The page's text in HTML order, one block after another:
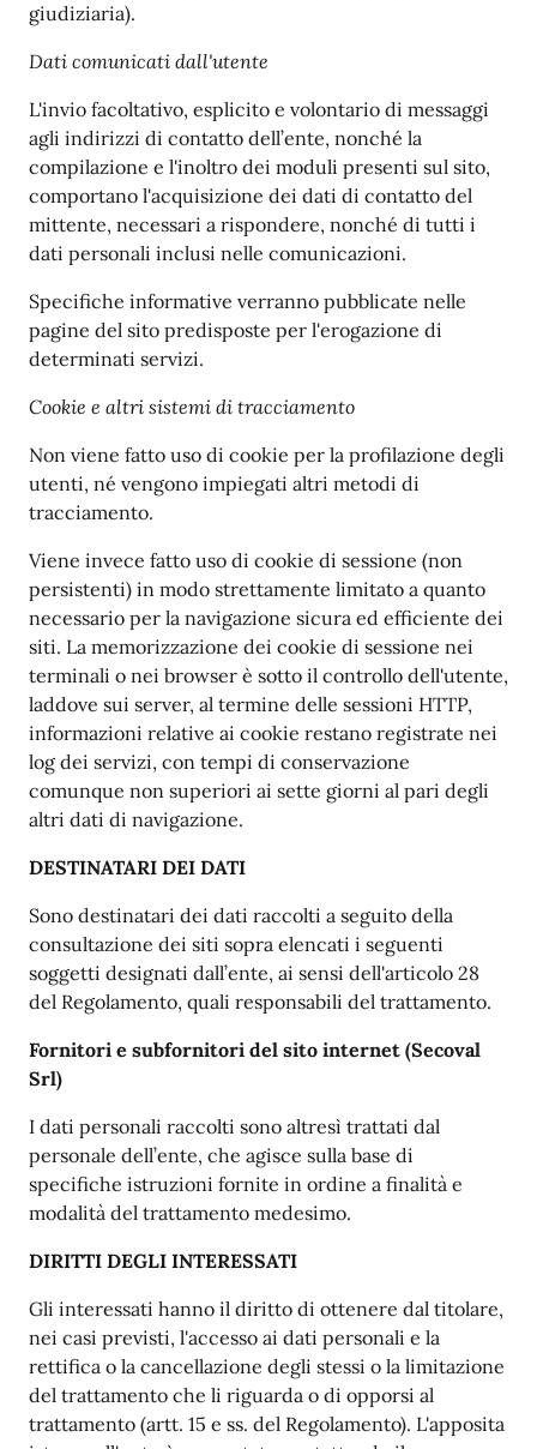
giudiziaria).
Dati comunicati dall'utente
L'invio facoltativo, esplicito e volontario di messaggi
agli indirizzi di contatto dell’ente, nonché la
compilazione e l'inoltro dei moduli presenti sul sito,
comportano l'acquisizione dei dati di contatto del
mittente, necessari a rispondere, nonché di tutti i
dati personali inclusi nelle comunicazioni.
Specifiche informative verranno pubblicate nelle
pagine del sito predisposte per l'erogazione di
determinati servizi.
Cookie e altri sistemi di tracciamento
Non viene fatto uso di cookie per la profilazione degli
utenti, né vengono impiegati altri metodi di
tracciamento.
Viene invece fatto uso di cookie di sessione (non
persistenti) in modo strettamente limitato a quanto
necessario per la navigazione sicura ed efficiente dei
siti. La memorizzazione dei cookie di sessione nei
terminali o nei browser è sotto il controllo dell'utente,
laddove sui server, al termine delle sessioni HTTP,
informazioni relative ai cookie restano registrate nei
log dei servizi, con tempi di conservazione
comunque non superiori ai sette giorni al pari degli
altri dati di navigazione.
DESTINATARI DEI DATI
Sono destinatari dei dati raccolti a seguito della
consultazione dei siti sopra elencati i seguenti
soggetti designati dall’ente, ai sensi dell'articolo 28
del Regolamento, quali responsabili del trattamento.
Fornitori e subfornitori del sito internet (Secoval
Srl)
I dati personali raccolti sono altresì trattati dal
personale dell’ente, che agisce sulla base di
specifiche istruzioni fornite in ordine a finalità e
modalità del trattamento medesimo.
DIRITTI DEGLI INTERESSATI
Gli interessati hanno il diritto di ottenere dal titolare,
nei casi previsti, l'accesso ai dati personali e la
rettifica o la cancellazione degli stessi o la limitazione
del trattamento che li riguarda o di opporsi al
trattamento (artt. 15 e ss. del Regolamento). L'apposita